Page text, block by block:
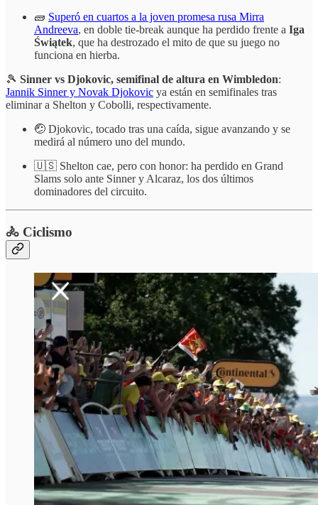
🧱 Superó en cuartos a la joven promesa rusa Mirra
Andreeva, en doble tie-break aunque ha perdido frente a Iga
Świątek, que ha destrozado el mito de que su juego no
funciona en hierba.
🎾 Sinner vs Djokovic, semifinal de altura en Wimbledon:
Jannik Sinner y Novak Djokovic ya están en semifinales tras
eliminar a Shelton y Cobolli, respectivamente.
🤕 Djokovic, tocado tras una caída, sigue avanzando y se
medirá al número uno del mundo.
🇺🇸 Shelton cae, pero con honor: ha perdido en Grand
Slams solo ante Sinner y Alcaraz, los dos últimos
dominadores del circuito.
🚴 Ciclismo